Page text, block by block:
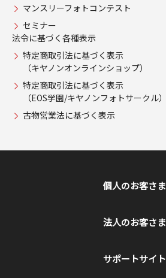
マンスリーフォトコンテスト
セミナー
法令に基づく各種表示
特定商取引法に基づく表示
（キヤノンオンラインショップ）
特定商取引法に基づく表示
（EOS学園/キヤノンフォトサークル）
古物営業法に基づく表示
個人のお客さま
法人のお客さま
サポートサイト